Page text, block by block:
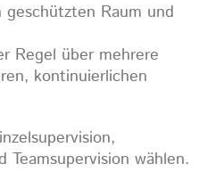
Raum und
Regel über mehrere
kontinuierlichen
Teamsupervision wählen.